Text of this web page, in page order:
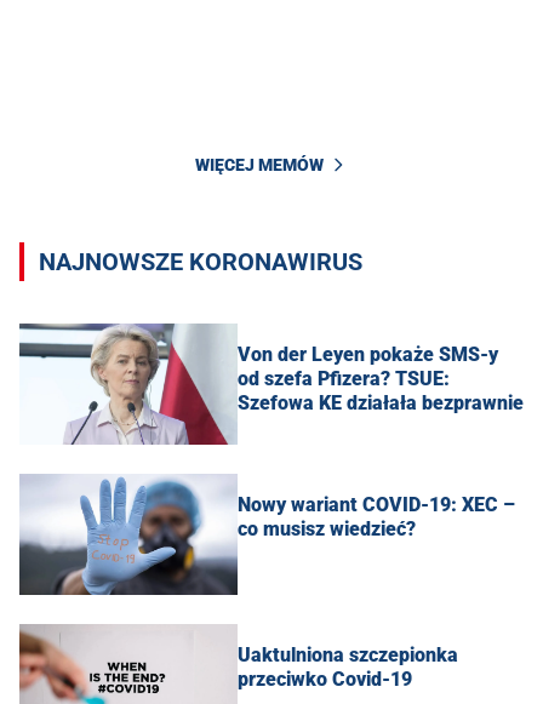
WIĘCEJ MEMÓW
NAJNOWSZE KORONAWIRUS
Von der Leyen pokaże SMS-y
od szefa Pfizera? TSUE:
Szefowa KE działała bezprawnie
Nowy wariant COVID-19: XEC –
co musisz wiedzieć?
Uaktulniona szczepionka
przeciwko Covid-19